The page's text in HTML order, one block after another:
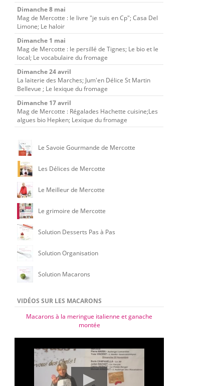
Dimanche 8 mai
Mag de Mercotte : le livre "je suis en Cp"; Casa Del
Limone; Le haloir
Dimanche 1 mai
Mag de Mercotte : le persillé de Tignes; Le bio et le
local; Le vocabulaire du fromage
Dimanche 24 avril
La laiterie des Marches; Jum'en Délice St Martin
Bellevue ; Le lexique du fromage
Dimanche 17 avril
Mag de Mercotte : Régalades Hachette cuisine;Les
algues bio Hepken; Lexique du fromage
Le Savoie Gourmande de Mercotte
Les Délices de Mercotte
Le Meilleur de Mercotte
Le grimoire de Mercotte
Solution Desserts Pas à Pas
Solution Organisation
Solution Macarons
VIDÉOS SUR LES MACARONS
Macarons à la meringue italienne et ganache
montée